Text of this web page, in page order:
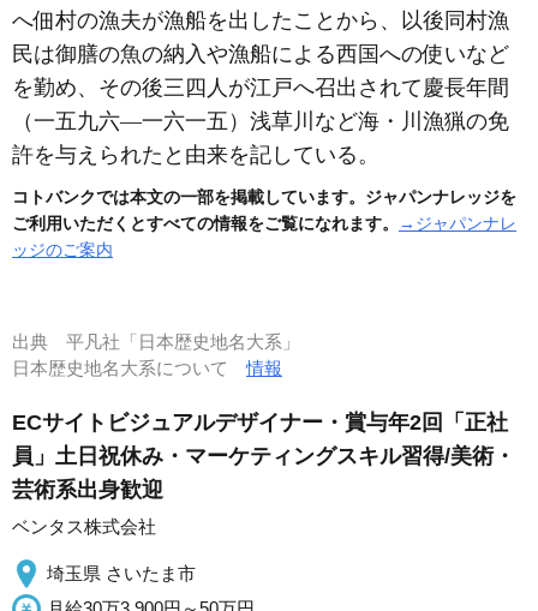
へ佃村の漁夫が漁船を出したことから、以後同村漁
民は御膳の魚の納入や漁船による西国への使いなど
を勤め、その後三四人が江戸へ召出されて慶長年間
（一五九六―一六一五） 浅草川など海・川漁猟の免
許を与えられたと由来を記している。
コトバンクでは本文の一部を掲載しています。ジャパンナレッジを
ご利用いただくとすべての情報をご覧になれます。
→ジャパンナレ
ッジのご案内
出典 平凡社「日本歴史地名大系」
日本歴史地名大系について情報
ECサイトビジュアルデザイナー・賞与年2回「正社
員」土日祝休み・マーケティングスキル習得/美術・
芸術系出身歓迎
ベンタス株式会社
埼玉県 さいたま市